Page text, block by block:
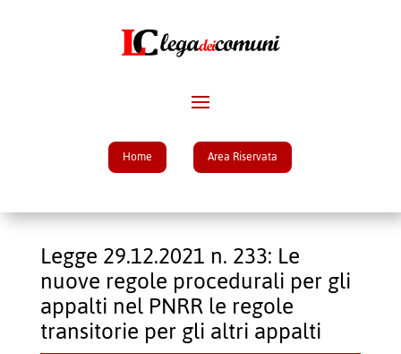
Home Area Riservata
Legge 29.12.2021 n. 233: Le
nuove regole procedurali per gli
appalti nel PNRR le regole
transitorie per gli altri appalti